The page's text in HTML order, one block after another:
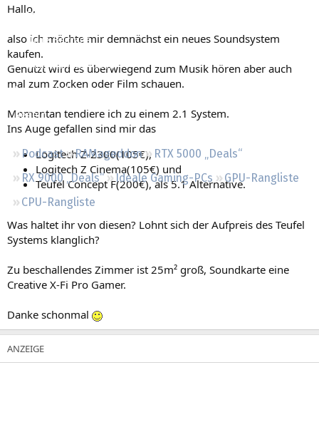
Empfohlene Inhalte
Neue Beiträge
Neueste Aktivitäten
Leserartikel
Regeln
Podcast RAMageddon
RTX 5000 „Deals“
RX 9000 „Deals“
Ideale Gaming-PCs
GPU-Rangliste
CPU-Rangliste
Hallo,
also ich möchte mir demnächst ein neues Soundsystem
kaufen.
Genutzt wird es überwiegend zum Musik hören aber auch
mal zum Zocken oder Film schauen.
Momentan tendiere ich zu einem 2.1 System.
Ins Auge gefallen sind mir das
Logitech Z-2300(105€),
Logitech Z Cinema(105€) und
Teufel Concept F(200€), als 5.1 Alternative.
Was haltet ihr von diesen? Lohnt sich der Aufpreis des Teufel
Systems klanglich?
Zu beschallendes Zimmer ist 25m² groß, Soundkarte eine
Creative X-Fi Pro Gamer.
Danke schonmal